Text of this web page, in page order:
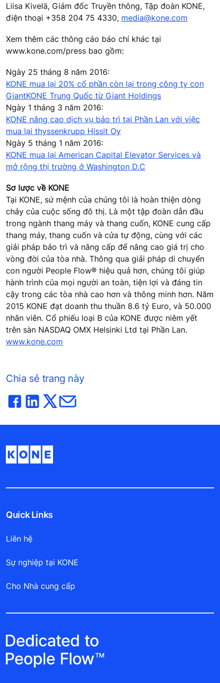
Liisa Kivelä, Giám đốc Truyền thông, Tập đoàn KONE,
điện thoại +358 204 75 4330, media@kone.com
Xem thêm các thông cáo báo chí khác tại
www.kone.com/press bao gồm:
Ngày 25 tháng 8 năm 2016:
KONE mua lại 20% cổ phần còn lại trong công ty con
GiantKONE Trung Quốc từ Giant Holdings
Ngày 1 tháng 3 năm 2016:
KONE nâng cao dịch vụ bảo trì tại Phần Lan với việc
mua lại thyssenkrupp Hissit Oy
Ngày 5 tháng 1 năm 2016:
KONE mua lại American Capital Elevator Services và
mở rộng thị trường ở Washington D.C
Sơ lược về KONE
Tại KONE, sứ mệnh của chúng tôi là hoàn thiện dòng
chảy của cuộc sống đô thị. Là một tập đoàn dẫn đầu
trong ngành thang máy và thang cuốn, KONE cung cấp
thang máy, thang cuốn và cửa tự động, cùng với các
giải pháp bảo trì và nâng cấp để nâng cao giá trị cho
vòng đời của tòa nhà. Thông qua giải pháp di chuyển
con người People Flow® hiệu quả hơn, chúng tôi giúp
hành trình của mọi người an toàn, tiện lợi và đáng tin
cậy trong các tòa nhà cao hơn và thông minh hơn. Năm
2015 KONE đạt doanh thu thuần 8.6 tỷ Euro, và 50.000
nhân viên. Cổ phiếu loại B của KONE được niêm yết
trên sàn NASDAQ OMX Helsinki Ltd tại Phần Lan.
www.kone.com
Chia sẻ trang này
Quick Links
Liên hệ
Sự nghiệp tại KONE
Cho Nhà cung cấp